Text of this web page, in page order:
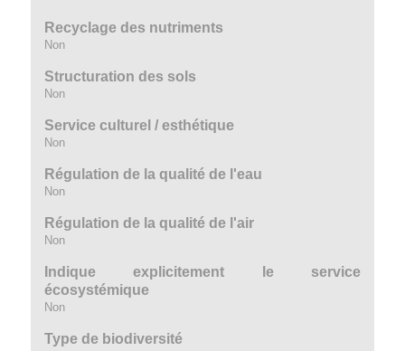
Recyclage des nutriments
Non
Structuration des sols
Non
Service culturel / esthétique
Non
Régulation de la qualité de l'eau
Non
Régulation de la qualité de l'air
Non
Indique explicitement le service
écosystémique
Non
Type de biodiversité